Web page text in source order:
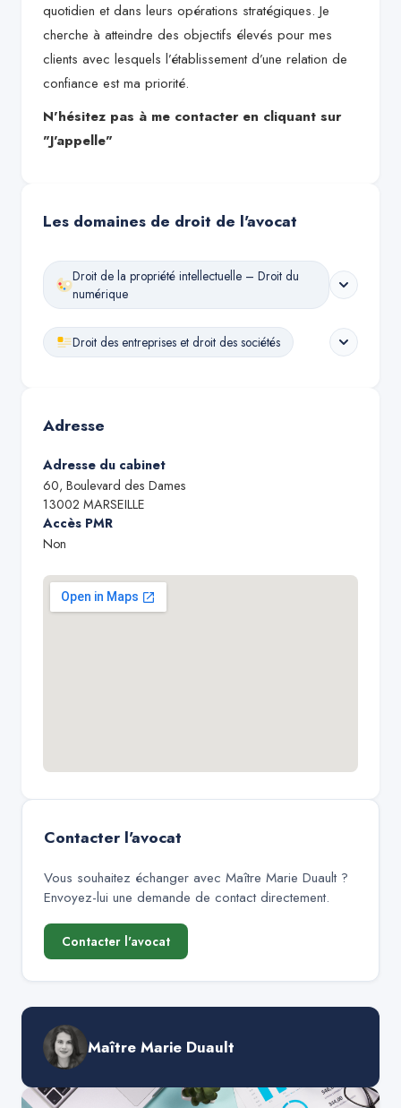
quotidien et dans leurs opérations stratégiques. Je
cherche à atteindre des objectifs élevés pour mes
clients avec lesquels l’établissement d’une relation de
confiance est ma priorité.
N'hésitez pas à me contacter en cliquant sur
"J'appelle"
Les domaines de droit de l'avocat
Droit de la propriété intellectuelle – Droit du
numérique
Droit des entreprises et droit des sociétés
Adresse
Adresse du cabinet
60, Boulevard des Dames
13002 MARSEILLE
Accès PMR
Non
Contacter l'avocat
Vous souhaitez échanger avec Maître Marie Duault?
Envoyez-lui une demande de contact directement.
Contacter l'avocat
Maître Marie Duault